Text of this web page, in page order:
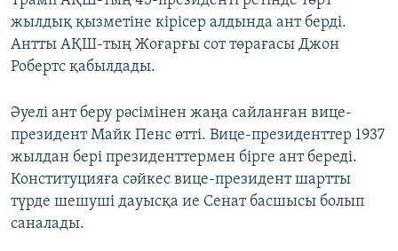
жылдық қызметіне кірісер алдында ант берді.
Антты АҚШ-тың Жоғарғы сот төрағасы Джон
Робертс қабылдады.
Әуелі ант беру рәсімінен жаңа сайланған вице-
президент Майк Пенс өтті. Вице-президенттер 1937
жылдан бері президенттермен бірге ант береді.
Конституцияға сәйкес вице-президент шартты
түрде шешуші дауысқа ие Сенат басшысы болып
саналады.